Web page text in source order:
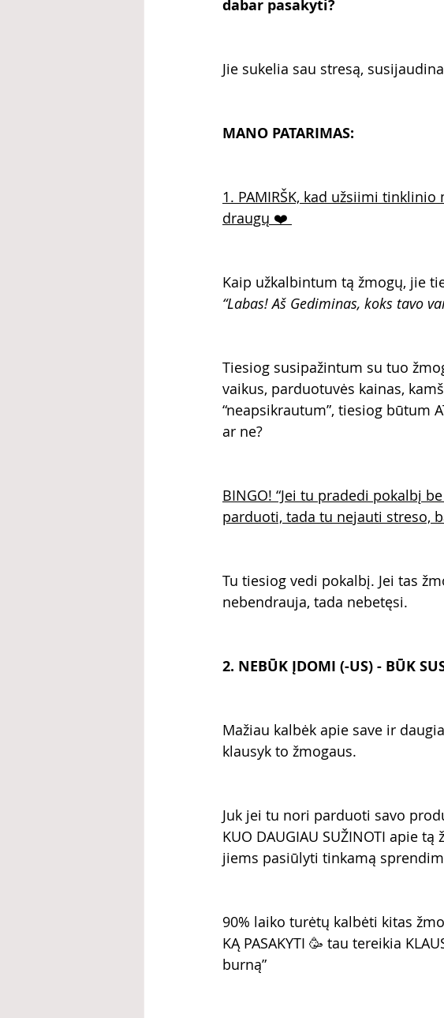
dabar pasakyti?
Jie sukelia sau stresą,
MANO PATARIMAS:
1. PAMIRŠK, kad užsiimi
draugų ❤️
Kaip užkalbintum tą žmogų, jie
“Labas! Aš Gediminas, koks tavo
Tiesiog susipažintum su tuo
vaikus, parduotuvės kainas,
“neapsikrautum”, tiesiog būtum
ar ne?
BINGO! “Jei tu pradedi pokalbį
parduoti, tada tu nejauti streso,
Tu tiesiog vedi pokalbį. Jei tas
nebendrauja, tada nebetęsi.
2. NEBŪK ĮDOMI (-US) - BŪK
Mažiau kalbėk apie save ir
klausyk to žmogaus.
Juk jei tu nori parduoti savo
KUO DAUGIAU SUŽINOTI apie
jiems pasiūlyti tinkamą
90% laiko turėtų kalbėti kitas
KĄ PASAKYTI 🥳 tau tereikia
burną”